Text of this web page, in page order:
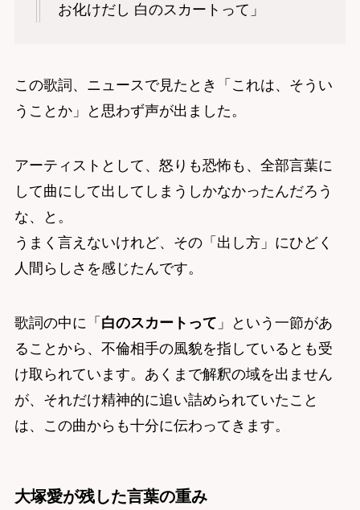
お化けだし 白のスカートって」
この歌詞、ニュースで見たとき「これは、そうい
うことか」と思わず声が出ました。
アーティストとして、怒りも恐怖も、全部言葉に
して曲にして出してしまうしかなかったんだろう
な、と。
うまく言えないけれど、その「出し方」にひどく
人間らしさを感じたんです。
歌詞の中に「 白のスカートって 」という一節があ
ることから、不倫相手の風貌を指しているとも受
け取られています。あくまで解釈の域を出ません
が、それだけ精神的に追い詰められていたこと
は、この曲からも十分に伝わってきます。
大塚愛が残した言葉の重み